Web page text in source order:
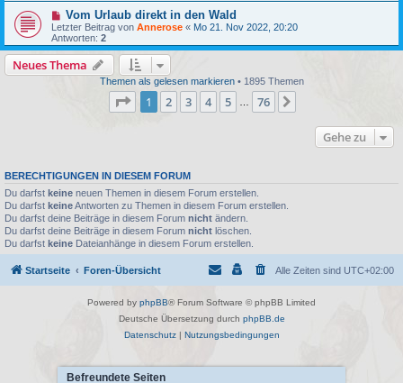
Vom Urlaub direkt in den Wald
Letzter Beitrag von Annerose « Mo 21. Nov 2022, 20:20
Antworten: 2
Neues Thema
Themen als gelesen markieren• 1895 Themen
Seite 1von 76
1 2 3 4 5 76
Gehe zu
BERECHTIGUNGEN IN DIESEM FORUM
Du darfst keine neuen Themen in diesem Forum erstellen.
Du darfst keineAntworten zu Themen in diesem Forum erstellen.
Du darfst deine Beiträge in diesem Forum nicht ändern.
Du darfst deine Beiträge in diesem Forum nicht löschen.
Du darfst keine Dateianhänge in diesem Forum erstellen.
Startseite Foren-Übersicht Alle Zeiten sind UTC+02:00
Powered by phpBB® Forum Software © phpBB Limited
Deutsche Übersetzung durch phpBB.de
Datenschutz| Nutzungsbedingungen
Befreundete Seiten